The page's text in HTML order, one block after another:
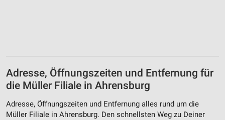
Adresse, Öffnungszeiten und Entfernung für
die Müller Filiale in Ahrensburg
Adresse, Öffnungszeiten und Entfernung alles rund um die
Müller Filiale in Ahrensburg. Den schnellsten Weg zu Deiner